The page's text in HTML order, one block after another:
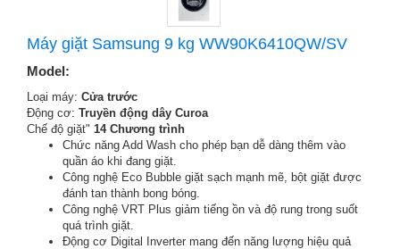
Máy giặt Samsung 9 kg WW90K6410QW/SV
Model:
Loại máy: Cửa trước
Động cơ: Truyền động dây Curoa
Chế độ giặt" 14 Chương trình
Chức năng Add Wash cho phép bạn dễ dàng thêm vào
quần áo khi đang giặt.
Công nghệ Eco Bubble giặt sạch mạnh mẽ, bột giặt được
đánh tan thành bong bóng.
Công nghệ VRT Plus giảm tiếng ồn và độ rung trong suốt
quá trình giặt.
Động cơ Digital Inverter mang đến năng lượng hiệu quả